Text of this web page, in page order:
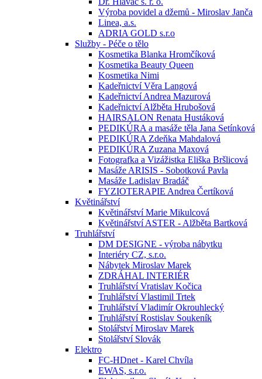
Výroba povidel a džemů - Miroslav Janča
Linea, a.s.
ADRIA GOLD s.r.o
Služby - Péče o tělo
Kosmetika Blanka Hromčíková
Kosmetika Beauty Queen
Kosmetika Nimi
Kadeřnictví Věra Langová
Kadeřnictví Andrea Mazurová
Kadeřnictví Alžběta Hrubošová
HAIRSALON Renata Hustáková
PEDIKÚRA a masáže těla Jana Setínková
PEDIKÚRA Zdeňka Mahdalová
PEDIKÚRA Zuzana Maxová
Fotografka a Vizážistka Eliška Bršlicová
Masáže ARISIS - Sobotková Pavla
Masáže Ladislav Bradáč
FYZIOTERAPIE Andrea Čertíková
Květinářství
Květinářství Marie Mikulcová
Květinářství ASTER - Alžběta Bartková
Truhlářství
DM DESIGNE - výroba nábytku
Interiéry CZ, s.r.o.
Nábytek Miroslav Marek
ZDRÁHAL INTERIÉR
Truhlářství Vratislav Kočica
Truhlářství Vlastimil Trtek
Truhlářství Vladimír Okrouhlecký
Truhlářství Rostislav Soukeník
Stolářství Miroslav Marek
Stolářství Slovák
Elektro
FC-HDnet - Karel Chvíla
EWAS, s.r.o.